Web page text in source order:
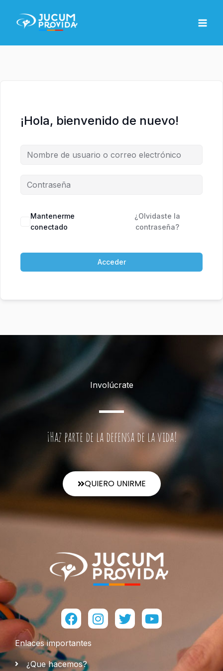
contenido
¡Hola, bienvenido de nuevo!
Mantenerme
conectado
¿Olvidaste la
contraseña?
Acceder
Involúcrate
¡Haz parte de la defensa de la vida!
QUIERO UNIRME
Facebook
Instagram
TwitterYoutube
Enlaces importantes
¿Que hacemos?